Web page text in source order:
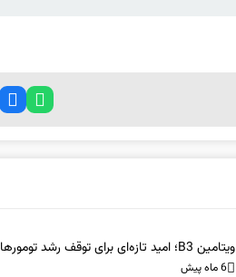
ویتامین B3؛ امید تازه‌ای برای توقف رشد تومورهای مغزی خطرناک
6 ماه پیش